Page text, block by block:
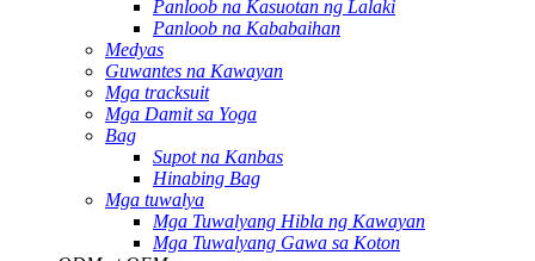
Panloob na Kasuotan ng Lalaki
Panloob na Kababaihan
Medyas
Guwantes na Kawayan
Mga tracksuit
Mga Damit sa Yoga
Bag
Supot na Kanbas
Hinabing Bag
Mga tuwalya
Mga Tuwalyang Hibla ng Kawayan
Mga Tuwalyang Gawa sa Koton